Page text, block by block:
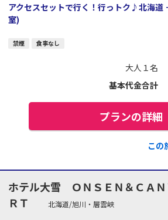
アクセスセットで行く！行っトク♪北海道
室)
禁煙 食事なし
大人１名
基本代金合計
プランの詳細
この
ホテル大雪 ＯＮＳＥＮ＆ＣＡ
ＲＴ
北海道/旭川・層雲峡